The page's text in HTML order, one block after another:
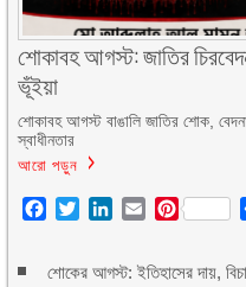
শোকাবহ আগস্ট: জাতির
ভূঁইয়া
শোকাবহ আগস্ট বাঙালি জাতির শোক,
স্বাধীনতার
আরো পড়ুন
Facebook
TwitterLinkedIn
Email
শোকের আগস্ট: ইতিহাসের দায়,